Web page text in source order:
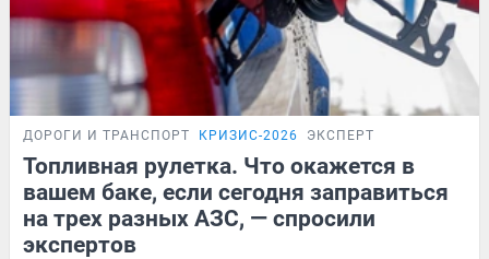
ДОРОГИ И ТРАНСПОРТ КРИЗИС-2026 ЭКСПЕРТ
Топливная рулетка. Что окажется в
вашем баке, если сегодня заправиться
на трех разных АЗС, — спросили
экспертов